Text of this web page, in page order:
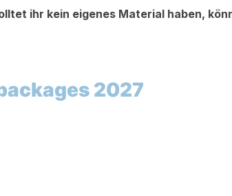
ihr kein eigenes Material haben,
2027